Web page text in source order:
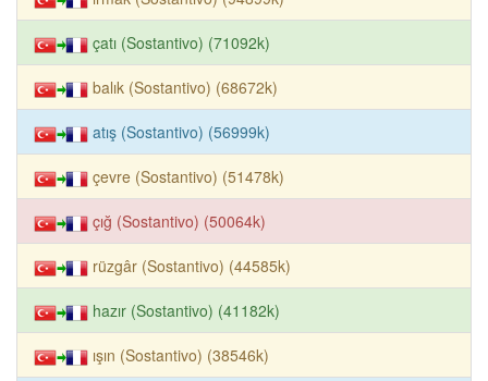
çatı (Sostantivo) (71092k)
balık (Sostantivo) (68672k)
atış (Sostantivo) (56999k)
çevre (Sostantivo) (51478k)
çığ (Sostantivo) (50064k)
rüzgâr (Sostantivo) (44585k)
hazır (Sostantivo) (41182k)
ışın (Sostantivo) (38546k)